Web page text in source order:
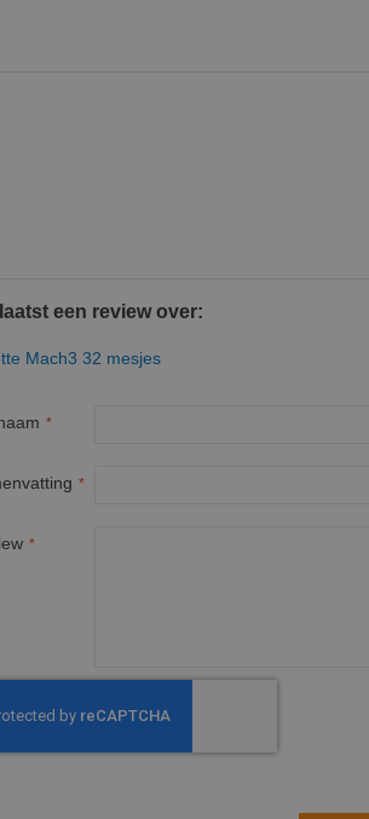
een review over:
Mach3 32 mesjes